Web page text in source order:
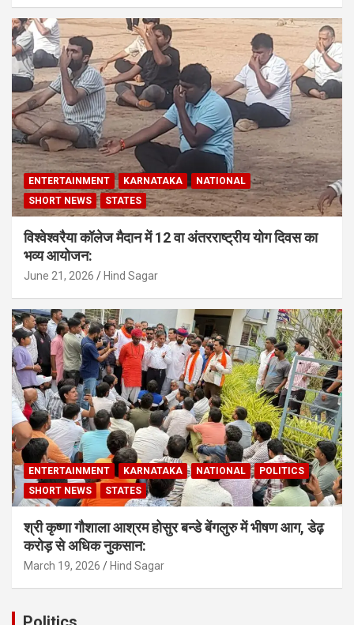
ENTERTAINMENT KARNATAKA
NATIONAL
SHORT NEWS
STATES
विश्वेश्वरैया कॉलेज मैदान में 12 वा अंतरराष्ट्रीय योग दिवस का
भव्य आयोजन:
June 21, 2026 Hind Sagar
ENTERTAINMENT KARNATAKA NATIONAL
POLITICS
SHORT NEWS
STATES
श्री कृष्णा गौशाला आश्रम होसुर बन्डे बेंगलुरु में भीषण आग, डेढ़
करोड़ से अधिक नुकसान:
March 19, 2026 Hind Sagar